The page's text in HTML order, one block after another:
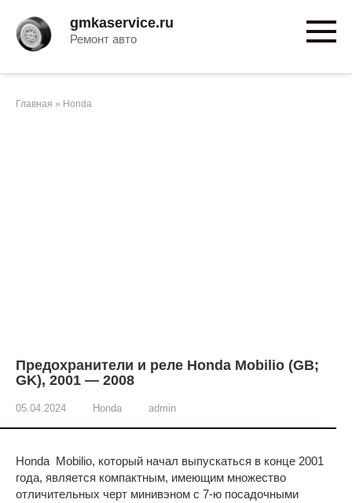
контенту
gmkaservice.ru
Ремонт авто
Главная » Honda
Предохранители и реле Honda Mobilio (GB;
GK), 2001 — 2008
05.04.2024 Honda admin
Honda Mobilio, который начал выпускаться в конце 2001
года, является компактным, имеющим множество
отличительных черт минивэном с 7-ю посадочными